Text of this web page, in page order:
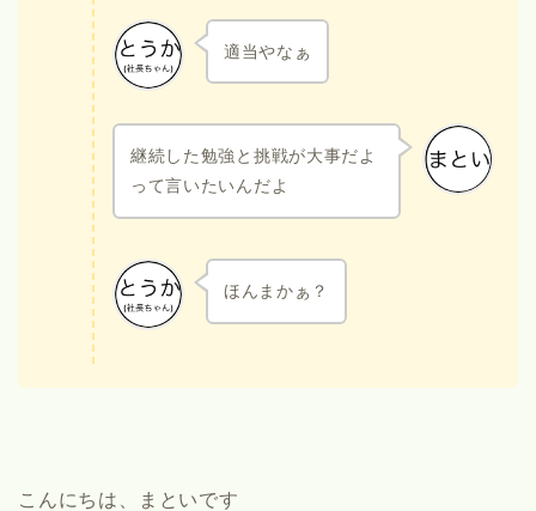
適当やなぁ
継続した勉強と挑戦が大事だよ
って言いたいんだよ
ほんまかぁ？
こんにちは、まといです